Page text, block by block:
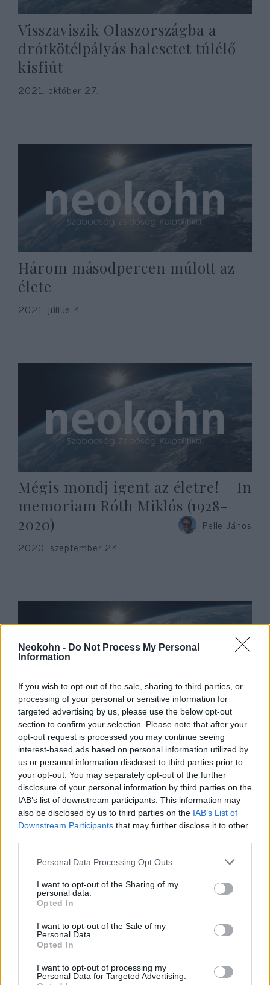
Neokohn - Do Not Process My Personal
Information
If you wish to opt-out of the sale, sharing to third parties, or
processing of your personal or sensitive information for
targeted advertising by us, please use the below opt-out
section to confirm your selection. Please note that after your
opt-out request is processed you may continue seeing
interest-based ads based on personal information utilized by
us or personal information disclosed to third parties prior to
your opt-out. You may separately opt-out of the further
disclosure of your personal information by third parties on the
IAB’s list of downstream participants. This information may
also be disclosed by us to third parties on the IAB’s List of
Downstream Participants that may further disclose it to other
Please note that this website/app uses one or more Google
not limited to your visit or usage behaviour. You may click to
grant or deny consent to Google and its third-party tags to
use your data for below specified purposes in below Google
consent section.
Personal Data Processing Opt Outs
I want to opt-out of the Sharing of my
personal data.
Opted In
I want to opt-out of the Sale of my
Personal Data.
Opted In
I want to opt-out of processing my
Personal Data for Targeted Advertising.
Visszaviszik Olaszországba a
drótkötélpályás balesetet túlélő
kisfiút
2021. október 27.
Három másodpercen múlott az
élete
2021. július 4.
Mégis mondj igent az életre! – In
memoriam Róth Miklós (1928-
2020)
Pelle János
2020. szeptember 24.
101 éves örmény asszony élte túl
a vírust
2020. június 2.
Megtudta a KISS énekese, miken
ment át az édesanyja